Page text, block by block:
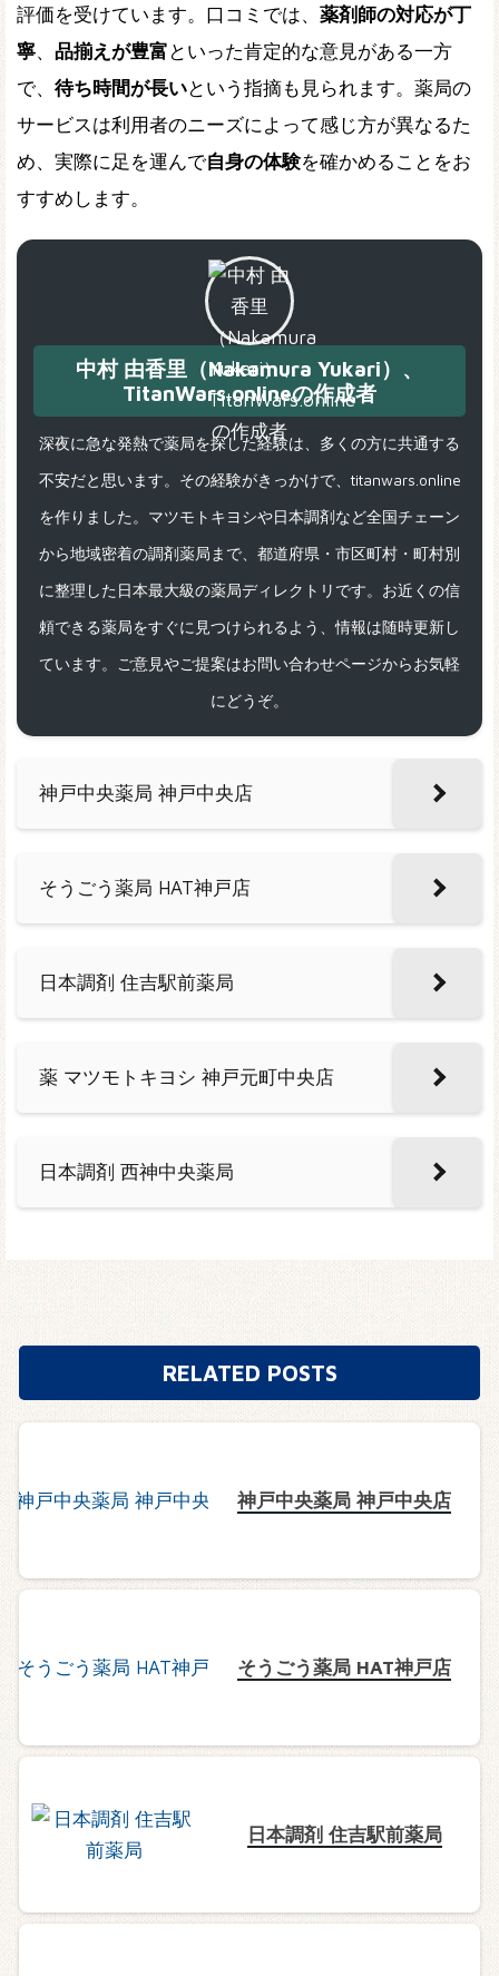
評価を受けています。口コミでは、 薬剤師の対応が丁
寧、 品揃えが豊富 といった肯定的な意見がある一方
で、 待ち時間が長いという指摘も見られます。薬局の
サービスは利用者のニーズによって感じ方が異なるた
め、実際に足を運んで自身の体験を確かめることをお
すすめします。
中村 由香里（Nakamura Yukari）、
TitanWars.onlineの作成者
深夜に急な発熱で薬局を探した経験は、多くの方に共通する
不安だと思います。その経験がきっかけで、titanwars.online
を作りました。マツモトキヨシや日本調剤など全国チェーン
から地域密着の調剤薬局まで、都道府県・市区町村・町村別
に整理した日本最大級の薬局ディレクトリです。お近くの信
頼できる薬局をすぐに見つけられるよう、情報は随時更新し
ています。ご意見やご提案はお問い合わせページからお気軽
にどうぞ。
神戸中央薬局 神戸中央店
そうごう薬局 HAT神戸店
日本調剤 住吉駅前薬局
薬 マツモトキヨシ 神戸元町中央店
日本調剤 西神中央薬局
RELATED POSTS
神戸中央薬局 神戸中央店
そうごう薬局 HAT神戸店
日本調剤 住吉駅前薬局